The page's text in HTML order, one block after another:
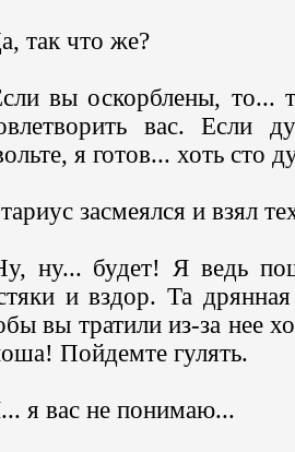
так что же?
вы оскорблены, то...
вас. Если
я готов... хоть сто
засмеялся и взял
ну... будет! Я ведь
и вздор. Та
вы тратили из-за нее
Пойдемте гулять.
я вас не понимаю...